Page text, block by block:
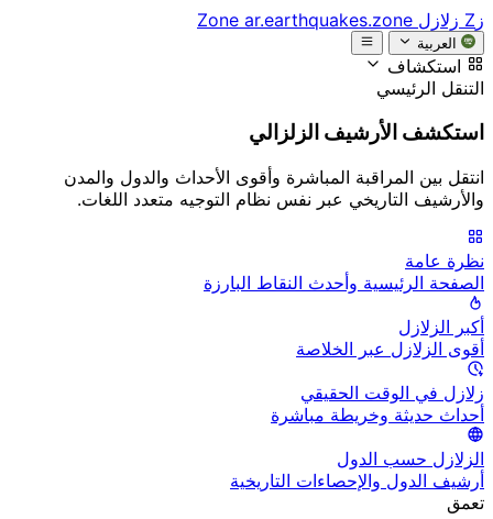
زZ زلازل Zone ar.earthquakes.zone
العربية
استكشاف
التنقل الرئيسي
استكشف الأرشيف الزلزالي
انتقل بين المراقبة المباشرة وأقوى الأحداث والدول والمدن
والأرشيف التاريخي عبر نفس نظام التوجيه متعدد اللغات.
نظرة عامة
الصفحة الرئيسية وأحدث النقاط البارزة
أكبر الزلازل
أقوى الزلازل عبر الخلاصة
زلازل في الوقت الحقيقي
أحداث حديثة وخريطة مباشرة
الزلازل حسب الدول
أرشيف الدول والإحصاءات التاريخية
تعمق